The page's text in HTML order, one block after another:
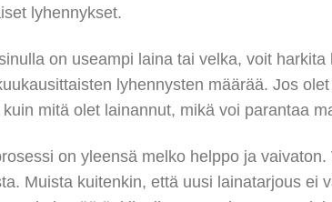
lyhennykset.
on useampi laina tai velka, voit
lyhennysten määrää. Jos
mitä olet lainannut, mikä voi parantaa
on yleensä melko helppo ja
Muista kuitenkin, että uusi lainatarjous